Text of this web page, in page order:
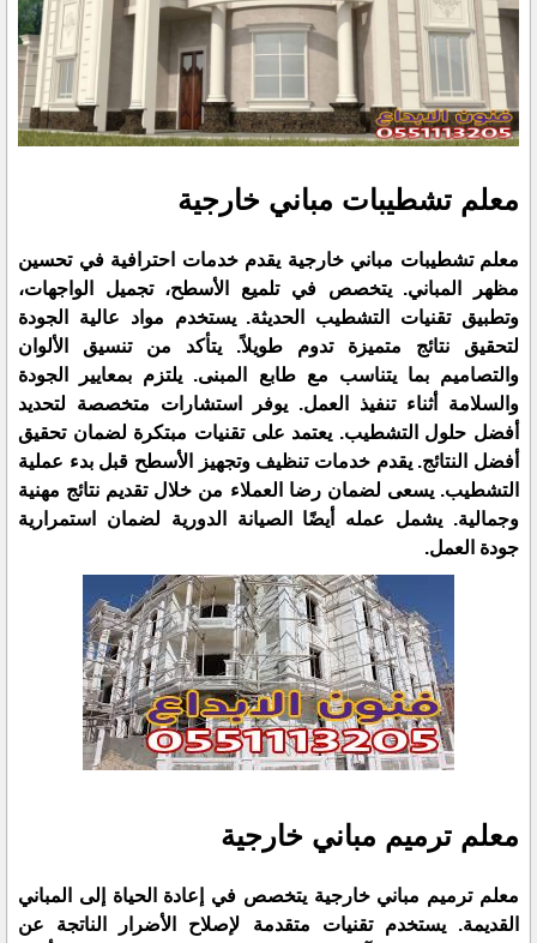
معلم تشطيبات مباني خارجية
معلم تشطيبات مباني خارجية يقدم خدمات احترافية في تحسين
مظهر المباني. يتخصص في تلميع الأسطح، تجميل الواجهات،
وتطبيق تقنيات التشطيب الحديثة. يستخدم مواد عالية الجودة
لتحقيق نتائج متميزة تدوم طويلاً. يتأكد من تنسيق الألوان
والتصاميم بما يتناسب مع طابع المبنى. يلتزم بمعايير الجودة
والسلامة أثناء تنفيذ العمل. يوفر استشارات متخصصة لتحديد
أفضل حلول التشطيب. يعتمد على تقنيات مبتكرة لضمان تحقيق
أفضل النتائج. يقدم خدمات تنظيف وتجهيز الأسطح قبل بدء عملية
التشطيب. يسعى لضمان رضا العملاء من خلال تقديم نتائج مهنية
وجمالية. يشمل عمله أيضًا الصيانة الدورية لضمان استمرارية
جودة العمل.
معلم ترميم مباني خارجية
معلم ترميم مباني خارجية يتخصص في إعادة الحياة إلى المباني
القديمة. يستخدم تقنيات متقدمة لإصلاح الأضرار الناتجة عن